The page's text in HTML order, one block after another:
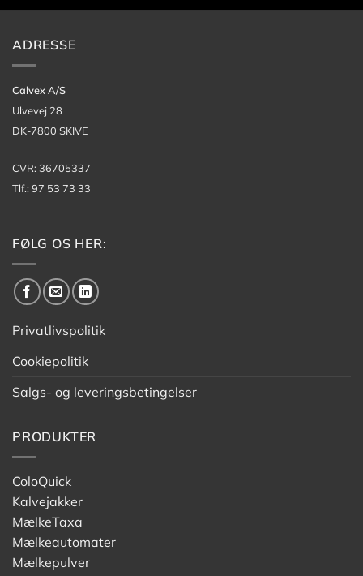
ADRESSE
Calvex A/S
Ulvevej 28
DK-7800 SKIVE
CVR: 36705337
Tlf.: 97 53 73 33
FØLG OS HER:
Privatlivspolitik
Cookiepolitik
Salgs- og leveringsbetingelser
PRODUKTER
ColoQuick
Kalvejakker
MælkeTaxa
Mælkeautomater
Mælkepulver